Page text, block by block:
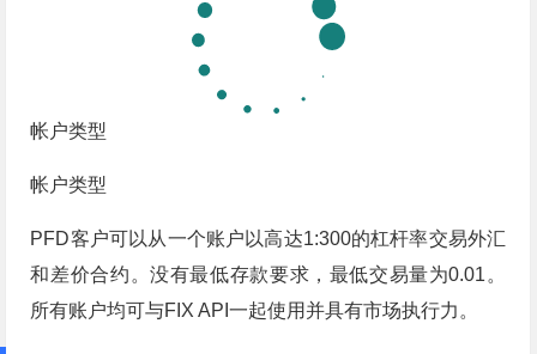
帐户类型
帐户类型
PFD客户可以从一个账户以高达1:300的杠杆率交易外汇
和差价合约。没有最低存款要求，最低交易量为0.01。
所有账户均可与FIX API一起使用并具有市场执行力。